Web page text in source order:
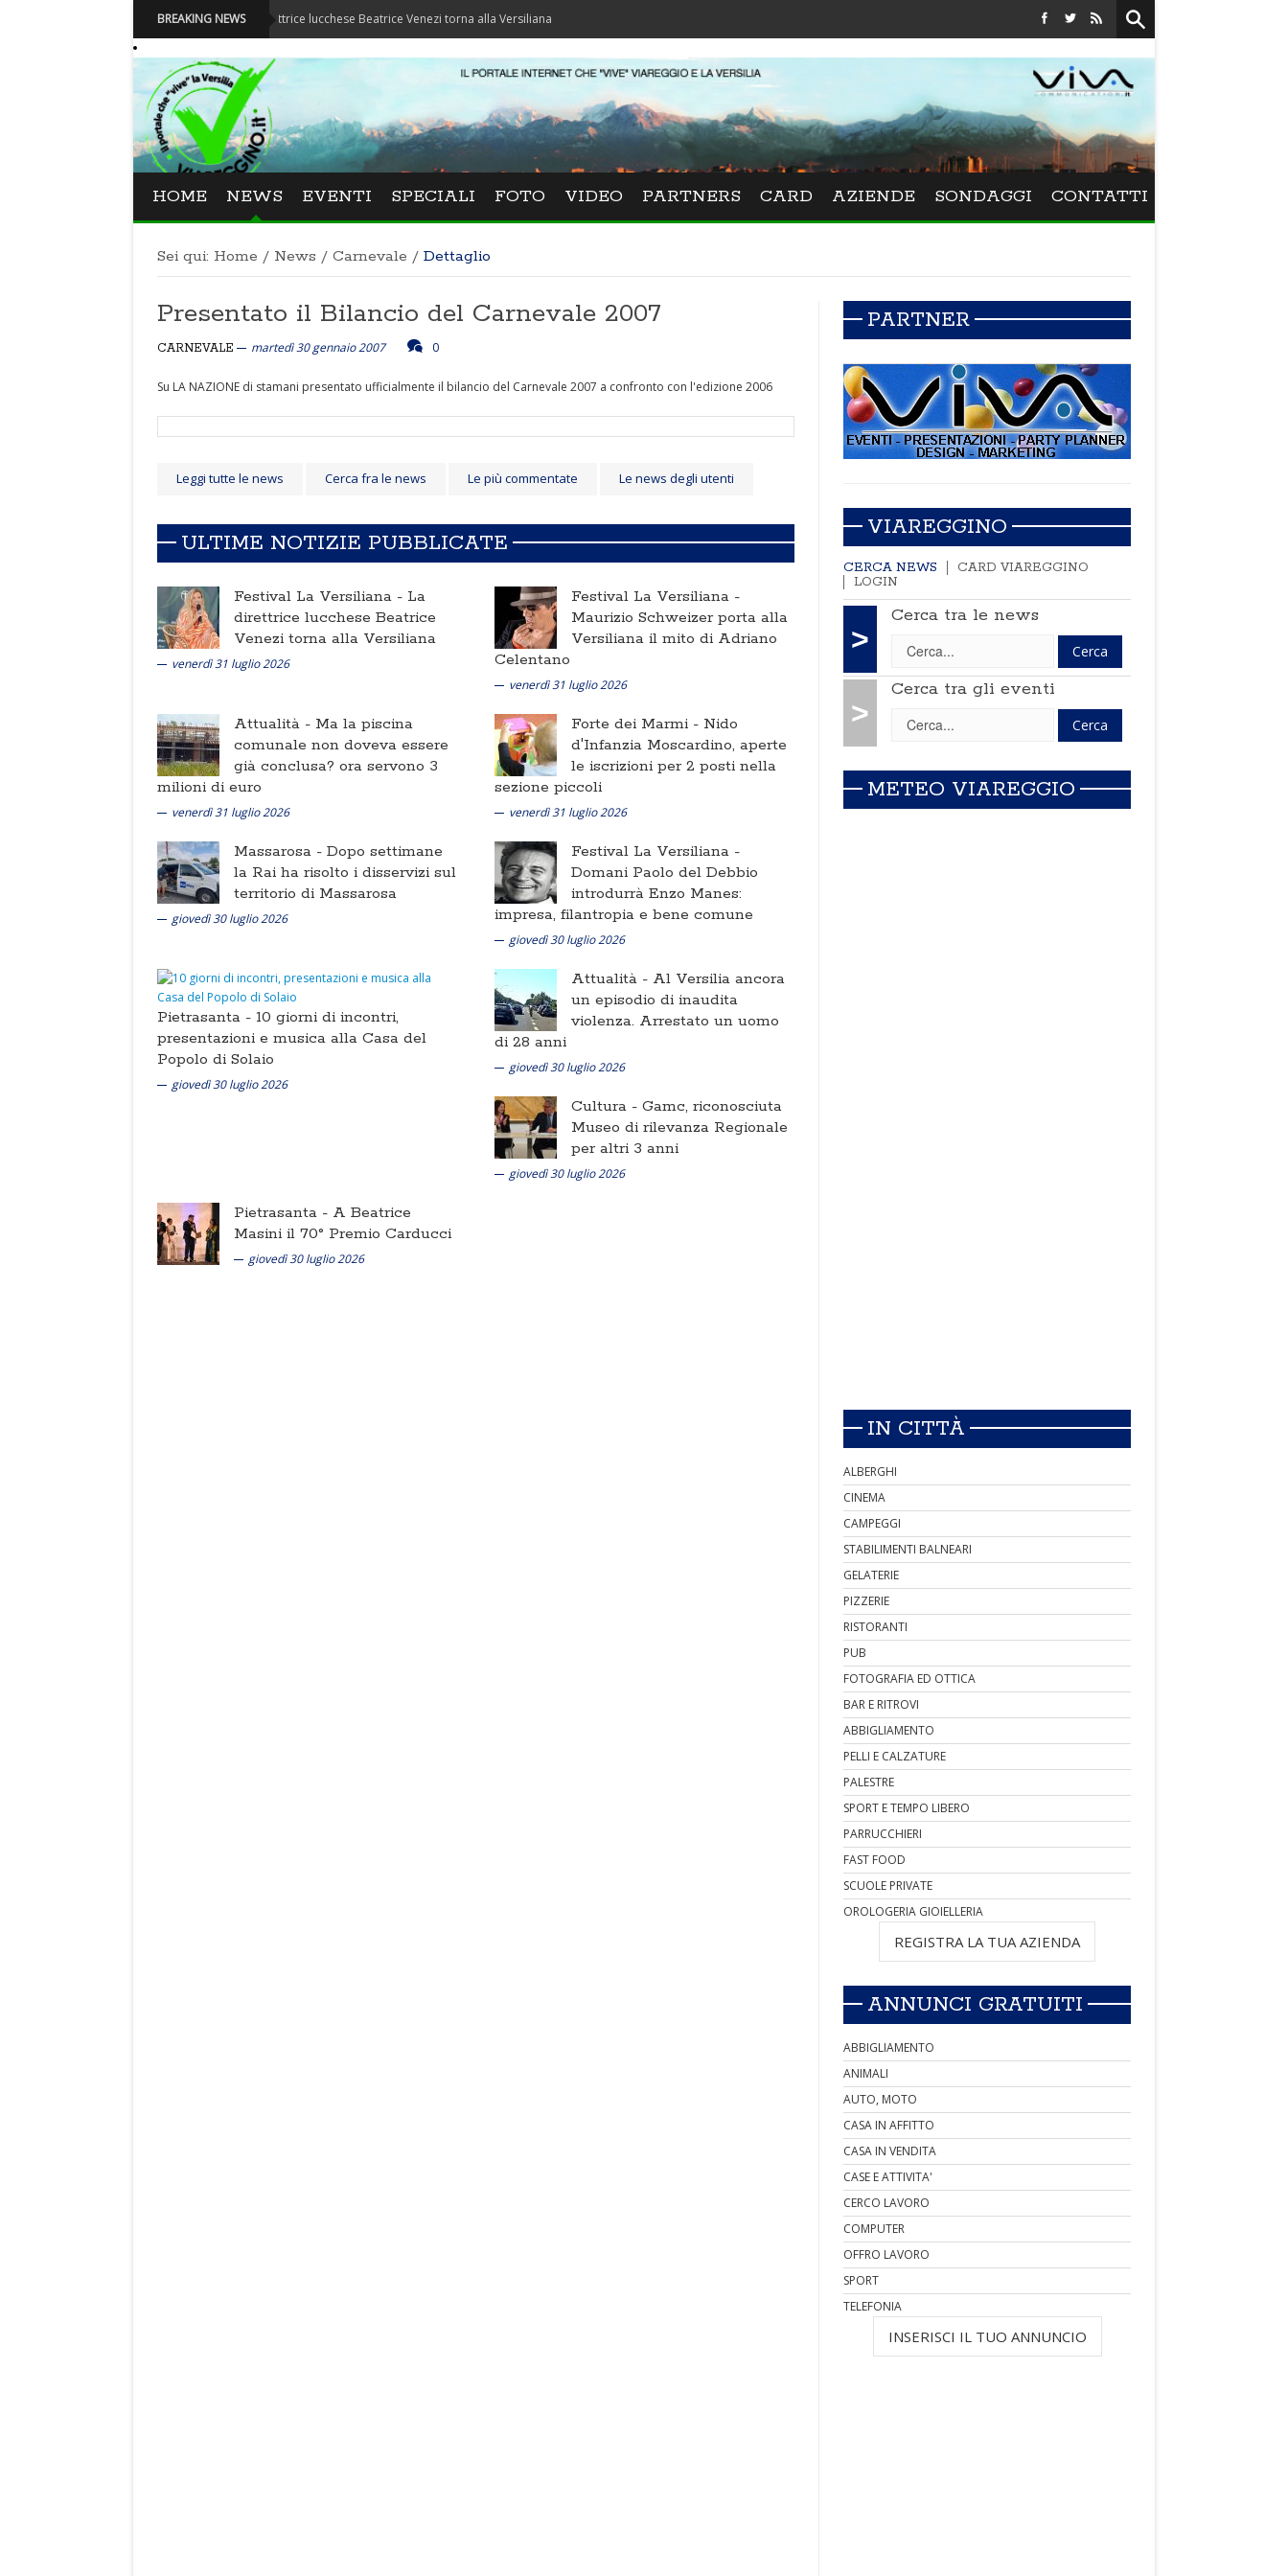
BREAKING NEWS
Festival La Versiliana - La direttrice lucchese Beatrice Venezi torna alla Versiliana Festival La Versiliana - Maurizio Schweizer porta
HOME NEWS EVENTI SPECIALI FOTO VIDEO PARTNERS CARD AZIENDE SONDAGGI CONTATTI
Sei qui: Home / News / Carnevale / Dettaglio
Presentato il Bilancio del Carnevale 2007
CARNEVALE martedì 30 gennaio 2007 0
Su LA NAZIONE di stamani presentato ufficialmente il bilancio del Carnevale 2007 a confronto con l'edizione 2006
Leggi tutte le news Cerca fra le news Le più commentate Le news degli utenti
ULTIME NOTIZIE PUBBLICATE
Festival La Versiliana - La
direttrice lucchese Beatrice
Venezi torna alla Versiliana
venerdì 31 luglio 2026
Festival La Versiliana -
Maurizio Schweizer porta alla
Versiliana il mito di Adriano
Celentano
venerdì 31 luglio 2026
Attualità - Ma la piscina
comunale non doveva essere
già conclusa? ora servono 3
milioni di euro
venerdì 31 luglio 2026
Forte dei Marmi - Nido
d'Infanzia Moscardino, aperte
le iscrizioni per 2 posti nella
sezione piccoli
venerdì 31 luglio 2026
Massarosa - Dopo settimane
la Rai ha risolto i disservizi sul
territorio di Massarosa
giovedì 30 luglio 2026
Festival La Versiliana -
Domani Paolo del Debbio
introdurrà Enzo Manes:
impresa, filantropia e bene comune
giovedì 30 luglio 2026
Pietrasanta - 10 giorni di incontri,
presentazioni e musica alla Casa del
Popolo di Solaio
giovedì 30 luglio 2026
Attualità - Al Versilia ancora
un episodio di inaudita
violenza. Arrestato un uomo
di 28 anni
giovedì 30 luglio 2026
Cultura - Gamc, riconosciuta
Museo di rilevanza Regionale
per altri 3 anni
giovedì 30 luglio 2026
Pietrasanta - A Beatrice
Masini il 70° Premio Carducci
giovedì 30 luglio 2026
PARTNER
VIAREGGINO
CERCA NEWS
CARD VIAREGGINO
LOGIN
>
Cerca tra le news
>
Cerca tra gli eventi
METEO VIAREGGIO
IN CITTÀ
ALBERGHI
CINEMA
CAMPEGGI
STABILIMENTI BALNEARI
GELATERIE
PIZZERIE
RISTORANTI
PUB
FOTOGRAFIA ED OTTICA
BAR E RITROVI
ABBIGLIAMENTO
PELLI E CALZATURE
PALESTRE
SPORT E TEMPO LIBERO
PARRUCCHIERI
FAST FOOD
SCUOLE PRIVATE
OROLOGERIA GIOIELLERIA
REGISTRA LA TUA AZIENDA
ANNUNCI GRATUITI
ABBIGLIAMENTO
ANIMALI
AUTO, MOTO
CASA IN AFFITTO
CASA IN VENDITA
CASE E ATTIVITA'
CERCO LAVORO
COMPUTER
OFFRO LAVORO
SPORT
TELEFONIA
INSERISCI IL TUO ANNUNCIO